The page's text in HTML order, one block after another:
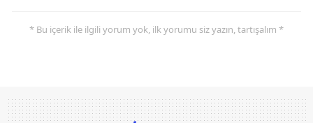
* Bu içerik ile ilgili yorum yok, ilk yorumu siz yazın, tartışalım *